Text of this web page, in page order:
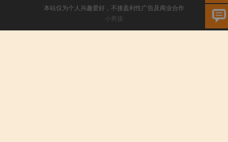
本站仅为个人兴趣爱好，不接盈利性广告及商业合作
小男孩